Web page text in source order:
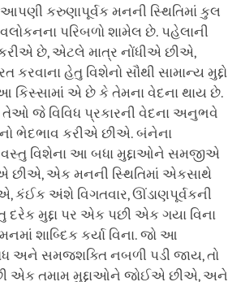
કરુણાપૂર્વક મનની સ્થિતિમાં કુલ
પરિબળો શામેલ છે. પહેલાની
છે, એટલે માત્ર નોંધીએ છીએ,
કરવાના હેતુ વિશેનો સૌથી સામાન્ય મુદ્દો
કિસ્સામાં એ છે કે તેમના વેદના થાય છે.
જે વિવિધ પ્રકારની વેદના અનુભવે
ભેદભાવ કરીએ છીએ. બંનેના
વિશેના આ બધા મુદ્દાઓને સમજીએ
એક મનની સ્થિતિમાં એકસાથે
કંઈક અંશે વિગતવાર, ઊંડાણપૂર્વકની
મુદ્દા પર એક પછી એક ગયા વિના
શાબ્દિક કર્યા વિના. જો આ
અને સમજશક્તિ નબળી પડી જાય, તો
એક તમામ મુદ્દાઓને જોઈએ છીએ, અને